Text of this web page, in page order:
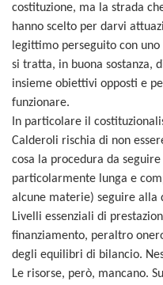
costituzione, ma la strada
hanno scelto per darvi
legittimo perseguito con
si tratta, in buona sostanza,
insieme obiettivi opposti e
funzionare.
In particolare il
Calderoli rischia di non
cosa la procedura da
particolarmente lunga e
alcune materie) seguire alla
Livelli essenziali di
finanziamento, peraltro
degli equilibri di bilancio.
Le risorse, però, mancano.